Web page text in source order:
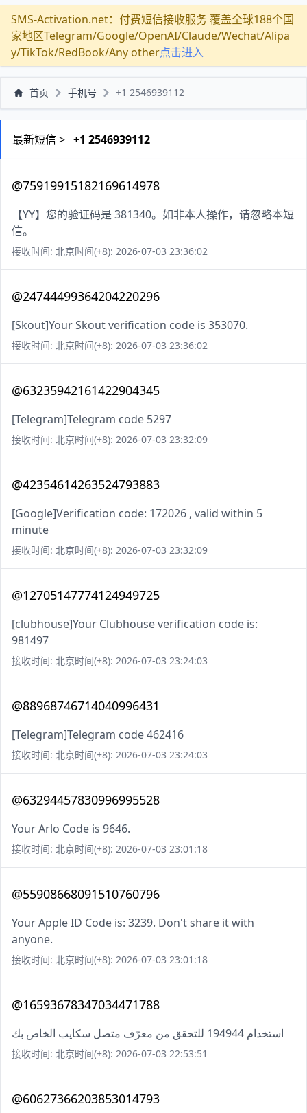
SMS-Activation.net：付费短信接收服务 覆盖全球188个国
家地区Telegram/Google/OpenAI/Claude/Wechat/Alipa
y/TikTok/RedBook/Any other点击进入
首页 手机号 +1 2546939112
最新短信 > +1 2546939112
@75919915182169614978
【YY】您的验证码是 381340。如非本人操作，请忽略本短
信。
接收时间: 北京时间(+8): 2026-07-03 23:36:02
@24744499364204220296
[Skout]Your Skout verification code is 353070.
接收时间: 北京时间(+8): 2026-07-03 23:36:02
@63235942161422904345
[Telegram]Telegram code 5297
接收时间: 北京时间(+8): 2026-07-03 23:32:09
@42354614263524793883
[Google]Verification code: 172026 , valid within 5
minute
接收时间: 北京时间(+8): 2026-07-03 23:32:09
@12705147774124949725
[clubhouse]Your Clubhouse verification code is:
981497
接收时间: 北京时间(+8): 2026-07-03 23:24:03
@88968746714040996431
[Telegram]Telegram code 462416
接收时间: 北京时间(+8): 2026-07-03 23:24:03
@63294457830996995528
Your Arlo Code is 9646.
接收时间: 北京时间(+8): 2026-07-03 23:01:18
@55908668091510760796
Your Apple ID Code is: 3239. Don't share it with
anyone.
接收时间: 北京时间(+8): 2026-07-03 23:01:18
@16593678347034471788
استخدام 194944 للتحقق من معرّف متصل سكايب الخاص بك
接收时间: 北京时间(+8): 2026-07-03 22:53:51
@60627366203853014793